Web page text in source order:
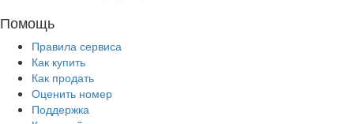
Помощь
Правила сервиса
Как купить
Как продать
Оценить номер
Поддержка